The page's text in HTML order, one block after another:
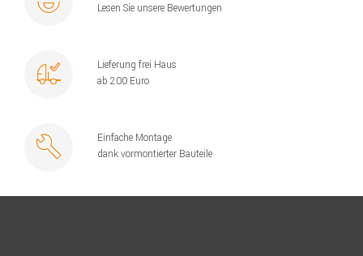
Lesen Sie unsere Bewertungen
Lieferung frei Haus
ab 200 Euro
Einfache Montage
dank vormontierter Bauteile